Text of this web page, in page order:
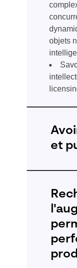
objets
et
et
optimiser
produits et